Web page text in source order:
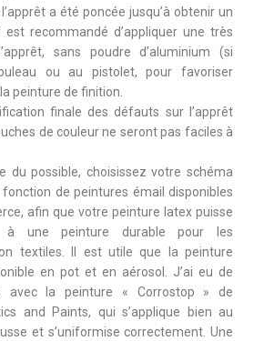
a été poncée jusqu’à obtenir un
recommandé d’appliquer une très
sans poudre d’aluminium (si
ou au pistolet, pour favoriser
peinture de finition.
finale des défauts sur l’apprêt
de couleur ne seront pas faciles à
du possible, choisissez votre schéma
de peintures émail disponibles
afin que votre peinture latex puisse
à une peinture durable pour les
textiles. Il est utile que la peinture
en pot et en aérosol. J’ai eu de
avec la peinture « Corrostop » de
and Paints, qui s’applique bien au
et s’uniformise correctement. Une